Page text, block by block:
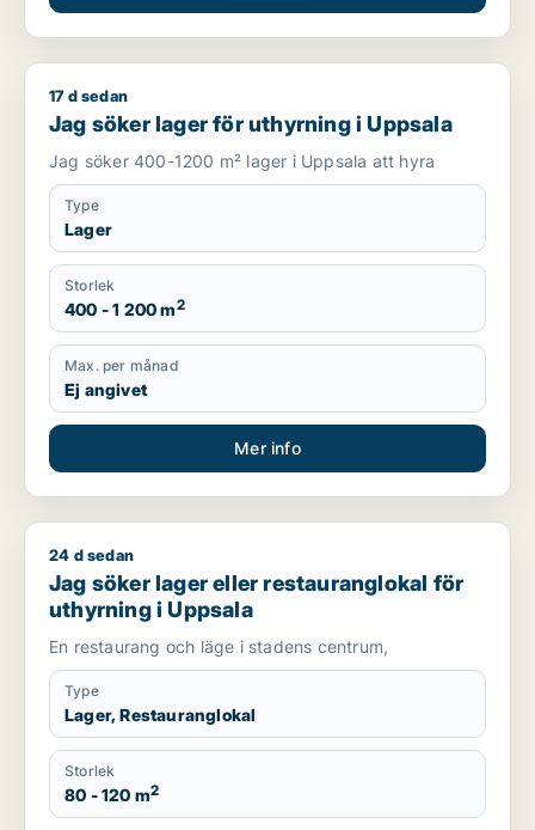
Jag söker lager för uthyrning i Uppsala
17 d sedan
Jag söker lager för uthyrning i Uppsala
Jag söker 400-1200 m² lager i Uppsala att hyra
Type
Lager
Storlek
400 - 1 200 m2
Max. per månad
Ej angivet
Mer info
Jag söker lager eller restauranglokal för uthyrning i Uppsala
24 d sedan
Jag söker lager eller restauranglokal för
uthyrning i Uppsala
En restaurang och läge i stadens centrum,
Type
Lager, Restauranglokal
Storlek
80 - 120 m2